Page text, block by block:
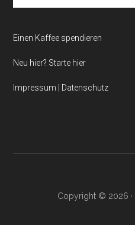
site
Einen Kaffee spendieren
Neu hier? Starte hier
Impressum | Datenschutz
Copyright © 2026